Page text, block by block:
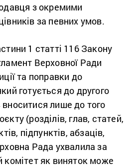
з окремими
за певних умов.
1 статті 116 Закону
Верховної Ради
та поправки до
готується до другого
лише до того
(розділів, глав, статей,
підпунктів, абзаців,
Рада ухвалила за
комітет як виняток може